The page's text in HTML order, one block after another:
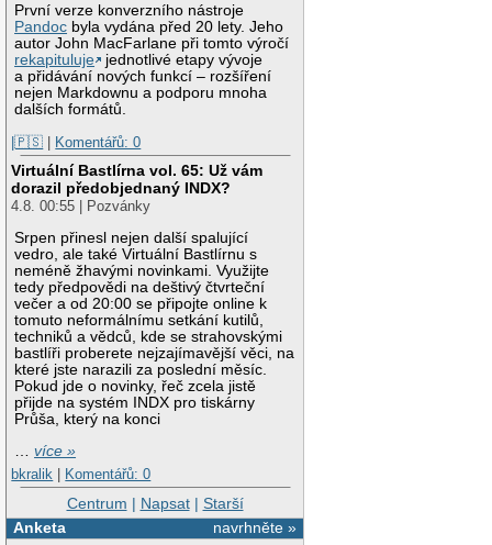
První verze konverzního nástroje
Pandoc byla vydána před 20 lety. Jeho
autor John MacFarlane při tomto výročí
rekapituluje
jednotlivé etapy vývoje
a přidávání nových funkcí – rozšíření
nejen Markdownu a podporu mnoha
dalších formátů.
|🇵🇸 | Komentářů: 0
Virtuální Bastlírna vol. 65: Už vám
dorazil předobjednaný INDX?
4.8. 00:55 | Pozvánky
Srpen přinesl nejen další spalující
vedro, ale také Virtuální Bastlírnu s
neméně žhavými novinkami. Využijte
tedy předpovědi na deštivý čtvrteční
večer a od 20:00 se připojte online k
tomuto neformálnímu setkání kutilů,
techniků a vědců, kde se strahovskými
bastlíři proberete nejzajímavější věci, na
které jste narazili za poslední měsíc.
Pokud jde o novinky, řeč zcela jistě
přijde na systém INDX pro tiskárny
Průša, který na konci
…více »
bkralik
Komentářů: 0
Centrum | Napsat| Starší
navrhněte »
Anketa